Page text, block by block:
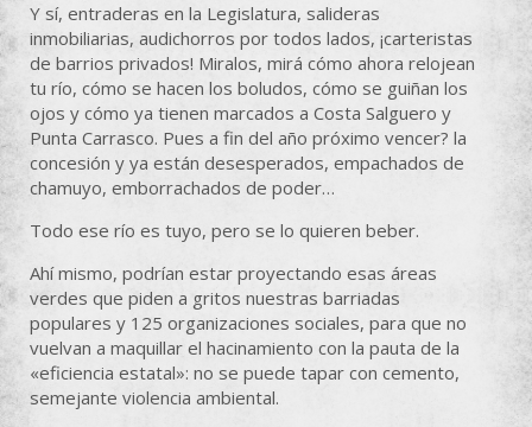
Y sí, entraderas en la Legislatura, salideras
inmobiliarias, audichorros por todos lados, ¡carteristas
de barrios privados! Miralos, mirá cómo ahora relojean
tu río, cómo se hacen los boludos, cómo se guiñan los
ojos y cómo ya tienen marcados a Costa Salguero y
Punta Carrasco. Pues a fin del año próximo vencer? la
concesión y ya están desesperados, empachados de
chamuyo, emborrachados de poder…
Todo ese río es tuyo, pero se lo quieren beber.
Ahí mismo, podrían estar proyectando esas áreas
verdes que piden a gritos nuestras barriadas
populares y 125 organizaciones sociales, para que no
vuelvan a maquillar el hacinamiento con la pauta de la
«eficiencia estatal»: no se puede tapar con cemento,
semejante violencia ambiental.